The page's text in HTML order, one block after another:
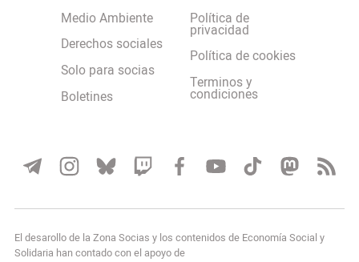
Medio Ambiente
Derechos sociales
Solo para socias
Boletines
Política de
privacidad
Política de cookies
Terminos y
condiciones
El desarollo de la Zona Socias y los contenidos de Economía Social y
Solidaria han contado con el apoyo de